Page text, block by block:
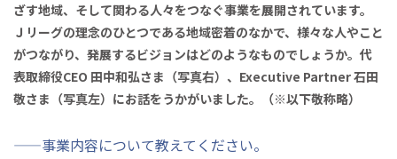
ざす地域、そして関わる人々をつなぐ事業を展開されています。
Ｊリーグの理念のひとつである地域密着のなかで、様々な人やこと
がつながり、発展するビジョンはどのようなものでしょうか。代
表取締役CEO 田中和弘さま（写真右）、Executive Partner 石田
敬さま（写真左）にお話をうかがいました。（※以下敬称略）
——事業内容について教えてください。